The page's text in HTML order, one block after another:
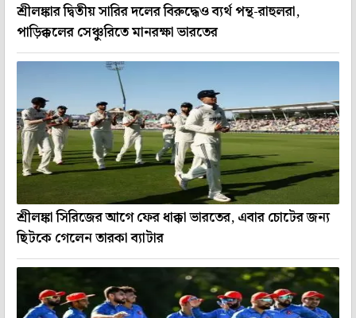
শ্রীলঙ্কার দ্বিতীয় সারির দলের বিরুদ্ধেও ব্যর্থ পন্থ-রাহুলরা,
পাড়িক্কলের সেঞ্চুরিতে মানরক্ষা ভারতের
শ্রীলঙ্কা সিরিজের আগে ফের ধাক্কা ভারতের, এবার চোটের জন্য
ছিটকে গেলেন তারকা ব্যাটার